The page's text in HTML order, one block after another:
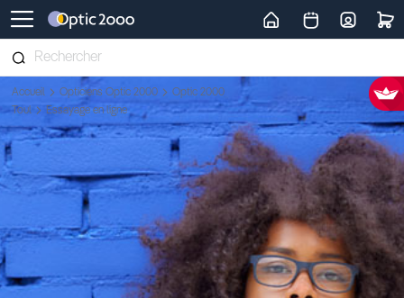
Retour vers la page d'accueil
Accueil Opticiens Optic 2000
Optic 2000
Toul
Essayage en ligne